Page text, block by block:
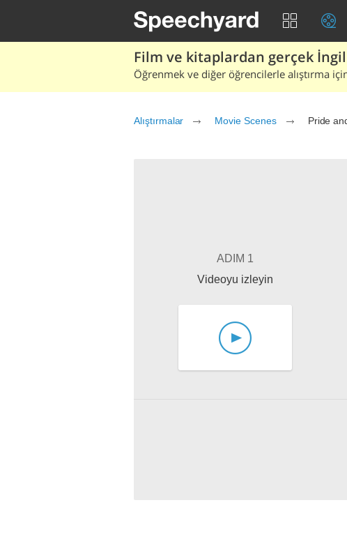
Film ve kitaplardan gerçek
Öğrenmek ve diğer öğrencilerle alıştırma
Alıştırmalar Movie Scenes Pride
ADIM 1
Videoyu izleyin